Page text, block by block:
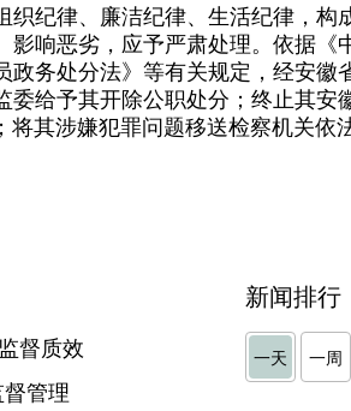
纪律、廉洁纪律、生活纪律，
响恶劣，应予严肃处理。依据
务处分法》等有关规定，经安
给予其开除公职处分；终止其
其涉嫌犯罪问题移送检察机关依
督质效
管理
新闻排行
一天 一周